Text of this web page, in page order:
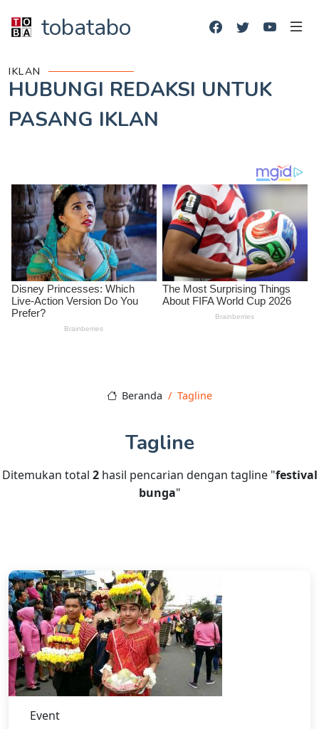
tobatabo
IKLAN
HUBUNGI REDAKSI UNTUK
PASANG IKLAN
Beranda Tagline
Tagline
Ditemukan total 2hasil pencarian dengan tagline "festival
bunga"
Event